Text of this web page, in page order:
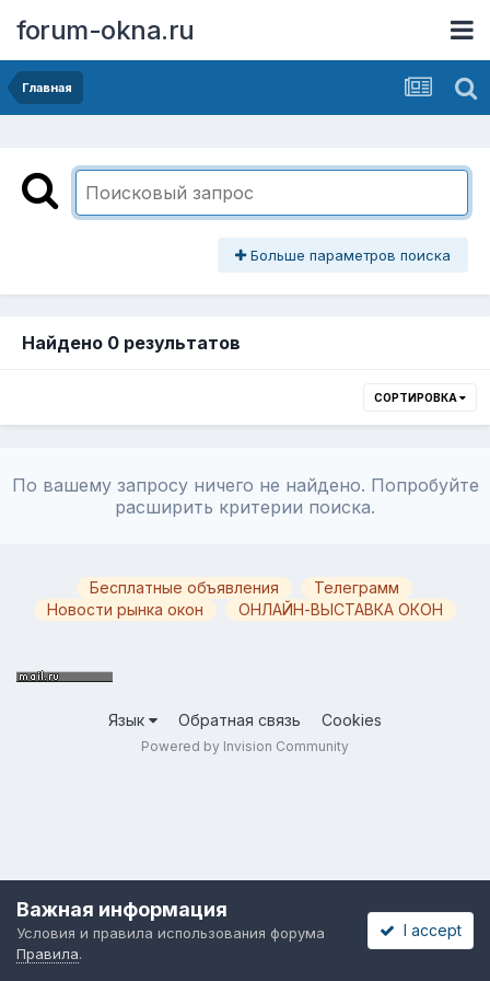
forum-okna.ru
Главная
Больше параметров поиска
Найдено 0 результатов
СОРТИРОВКА
По вашему запросу ничего не найдено. Попробуйте
расширить критерии поиска.
Бесплатные объявления
Телеграмм
Новости рынка окон
ОНЛАЙН-ВЫСТАВКА ОКОН
Язык Обратная связь Cookies
Powered by Invision Community
Важная информация
Условия и правила использования форума
Правила.
I accept